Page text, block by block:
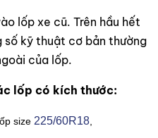
lốp xe cũ. Trên hầu hết
số kỹ thuật cơ bản thường
của lốp.
lốp có kích thước:
size 225/60R18,